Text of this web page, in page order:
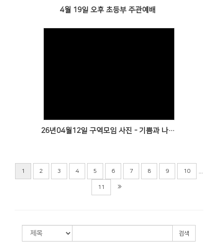
4월 19일 오후 초등부 주관예배
26년04월12일 구역모임 사진 - 기쁨과 나눔가득한 시간
1 2 3 4 5 6 7 8 9 10
11
검색